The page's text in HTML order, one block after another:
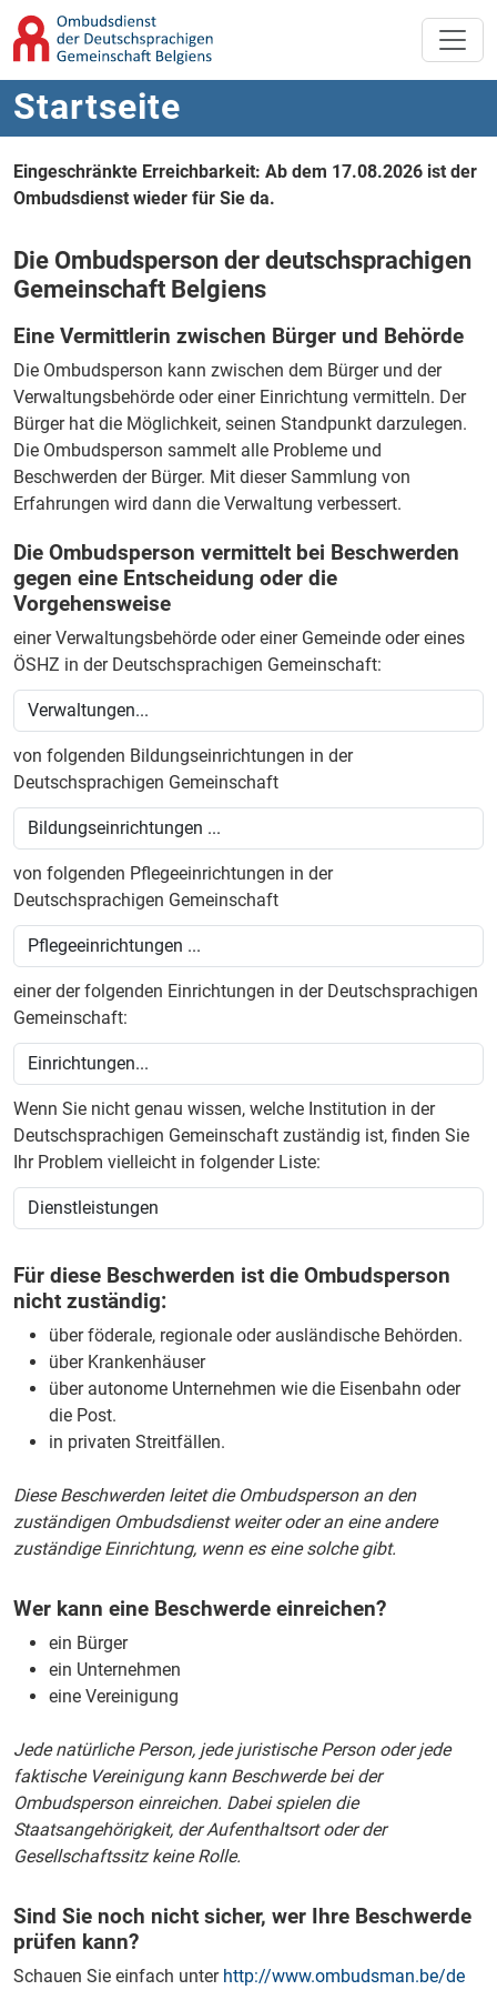
Zum Hauptinhalt springen
Startseite
Eingeschränkte Erreichbarkeit: Ab dem 17.08.2026 ist der
Ombudsdienst wieder für Sie da.
Die Ombudsperson der deutschsprachigen
Gemeinschaft Belgiens
Eine Vermittlerin zwischen Bürger und Behörde
Die Ombudsperson kann zwischen dem Bürger und der
Verwaltungsbehörde oder einer Einrichtung vermitteln. Der
Bürger hat die Möglichkeit, seinen Standpunkt darzulegen.
Die Ombudsperson sammelt alle Probleme und
Beschwerden der Bürger. Mit dieser Sammlung von
Erfahrungen wird dann die Verwaltung verbessert.
Die Ombudsperson vermittelt bei Beschwerden
gegen eine Entscheidung oder die
Vorgehensweise
einer Verwaltungsbehörde oder einer Gemeinde oder eines
ÖSHZ in der Deutschsprachigen Gemeinschaft:
von folgenden Bildungseinrichtungen in der
Deutschsprachigen Gemeinschaft
von folgenden Pflegeeinrichtungen in der
Deutschsprachigen Gemeinschaft
einer der folgenden Einrichtungen in der Deutschsprachigen
Gemeinschaft:
Wenn Sie nicht genau wissen, welche Institution in der
Deutschsprachigen Gemeinschaft zuständig ist, finden Sie
Ihr Problem vielleicht in folgender Liste:
Für diese Beschwerden ist die Ombudsperson
nicht zuständig:
über föderale, regionale oder ausländische Behörden.
über Krankenhäuser
über autonome Unternehmen wie die Eisenbahn oder
die Post.
in privaten Streitfällen.
Diese Beschwerden leitet die Ombudsperson an den
zuständigen Ombudsdienst weiter oder an eine andere
zuständige Einrichtung, wenn es eine solche gibt.
Wer kann eine Beschwerde einreichen?
ein Bürger
ein Unternehmen
eine Vereinigung
Jede natürliche Person, jede juristische Person oder jede
faktische Vereinigung kann Beschwerde bei der
Ombudsperson einreichen. Dabei spielen die
Staatsangehörigkeit, der Aufenthaltsort oder der
Gesellschaftssitz keine Rolle.
Sind Sie noch nicht sicher, wer Ihre Beschwerde
prüfen kann?
Schauen Sie einfach unter http://www.ombudsman.be/de